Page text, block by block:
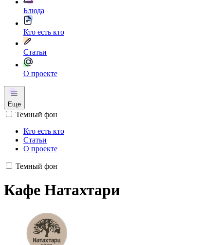
Блюда
Кто есть кто
Статьи
О проекте
Еще
Темный фон
Кто есть кто
Статьи
О проекте
Темный фон
Кафе Натахтари